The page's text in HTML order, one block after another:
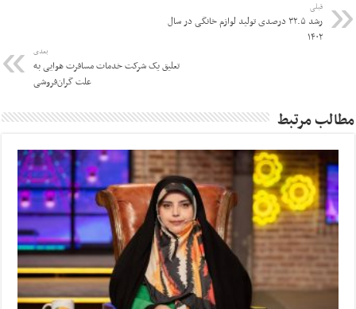
قبلی
رشد ۳۲.۵ درصدی تولید لوازم خانگی در سال
۱۴۰۲
بعدی
تعلیق یک شرکت خدمات مسافرت هوایی به
علت گران‌فروشی
مطالب مرتبط